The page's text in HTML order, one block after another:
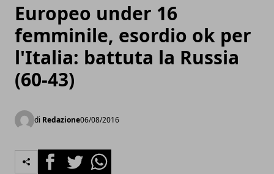
Europeo under 16
femminile, esordio ok per
l'Italia: battuta la Russia
(60-43)
di Redazione06/08/2016
FacebookTwitterWhatsapp